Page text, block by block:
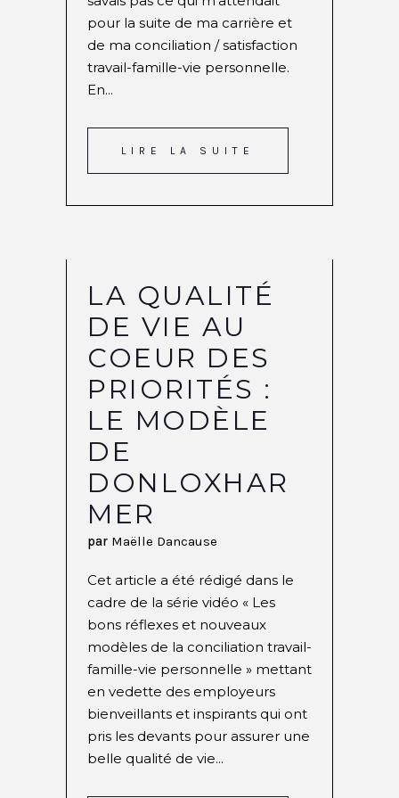
pour la suite de ma carrière et
de ma conciliation / satisfaction
travail-famille-vie personnelle.
En...
LIRE LA SUITE
LA QUALITÉ
DE VIE AU
COEUR DES
PRIORITÉS :
LE MODÈLE
DE
DONLOXHAR
MER
par Maëlle Dancause
Cet article a été rédigé dans le
cadre de la série vidéo « Les
bons réflexes et nouveaux
modèles de la conciliation travail-
famille-vie personnelle » mettant
en vedette des employeurs
bienveillants et inspirants qui ont
pris les devants pour assurer une
belle qualité de vie...